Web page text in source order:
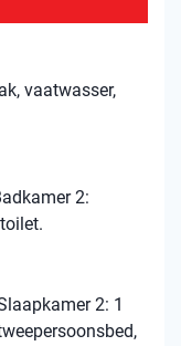
vaatwasser,
2:
2: 1